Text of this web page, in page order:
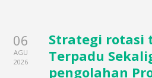
06
AGU
2026
Strategi rotasi
Terpadu
pengolahan